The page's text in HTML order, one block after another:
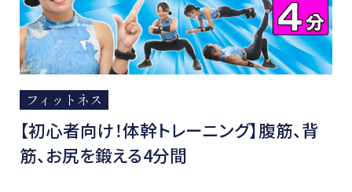
フィットネス
【初心者向け！体幹トレーニング】腹筋、背
筋、お尻を鍛える4分間